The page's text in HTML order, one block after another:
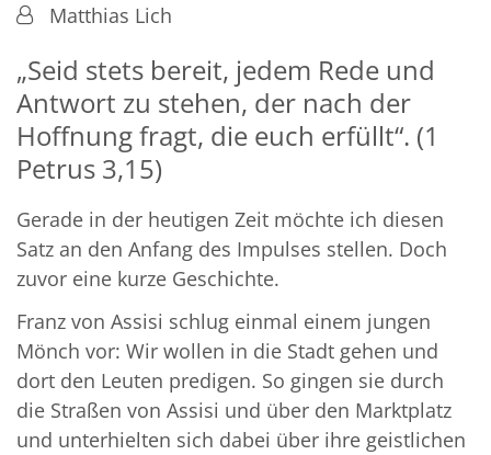
Von:Matthias Lich
„Seid stets bereit, jedem Rede und
Antwort zu stehen, der nach der
Hoffnung fragt, die euch erfüllt“. (1
Petrus 3,15)
Gerade in der heutigen Zeit möchte ich diesen
Satz an den Anfang des Impulses stellen. Doch
zuvor eine kurze Geschichte.
Franz von Assisi schlug einmal einem jungen
Mönch vor: Wir wollen in die Stadt gehen und
dort den Leuten predigen. So gingen sie durch
die Straßen von Assisi und über den Marktplatz
und unterhielten sich dabei über ihre geistlichen